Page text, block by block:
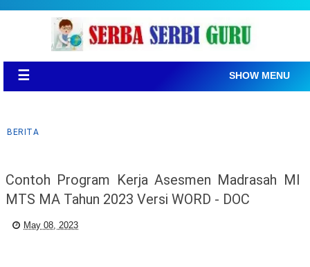
☰ SHOW MENU
BERITA
Contoh Program Kerja Asesmen Madrasah MI
MTS MA Tahun 2023 Versi WORD - DOC
May 08, 2023